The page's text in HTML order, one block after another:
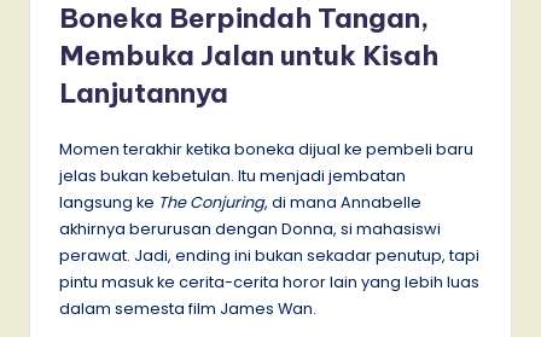
Boneka Berpindah Tangan,
Membuka Jalan untuk Kisah
Lanjutannya
Momen terakhir ketika boneka dijual ke pembeli baru
jelas bukan kebetulan. Itu menjadi jembatan
langsung ke The Conjuring, di mana Annabelle
akhirnya berurusan dengan Donna, si mahasiswi
perawat. Jadi, ending ini bukan sekadar penutup, tapi
pintu masuk ke cerita-cerita horor lain yang lebih luas
dalam semesta film James Wan.